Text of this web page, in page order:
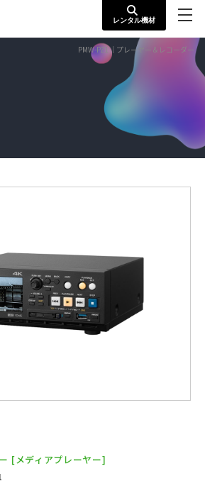
レンタル機材
PMW-PZ1｜プレーヤー＆レコーダー
[メディアプレーヤー]